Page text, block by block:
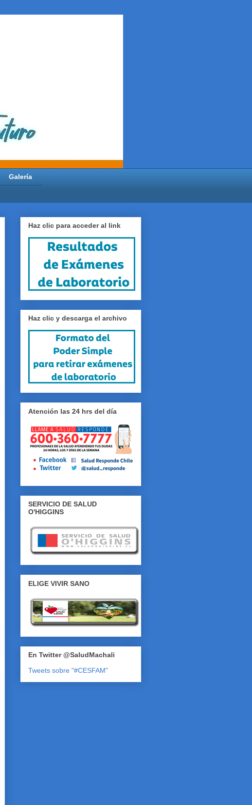
Galería
Haz clic para acceder al link
Haz clic y descarga el archivo
Atención las 24 hrs del día
SERVICIO DE SALUD
O'HIGGINS
ELIGE VIVIR SANO
En Twitter @SaludMachali
Tweets sobre "#CESFAM"